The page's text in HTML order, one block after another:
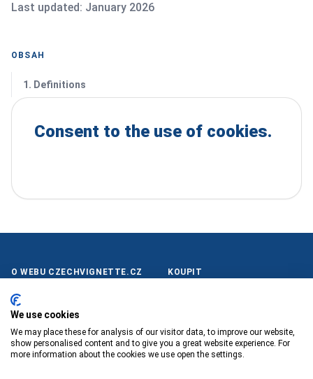
Last updated: January 2026
OBSAH
1. Definitions
Consent to the use of cookies.
O WEBU CZECHVIGNETTE.CZ
Kontakt
KOUPIT
(1 měsíc)
Vozidlo pro < 7 osob a < 3,5 t
We use cookies
We may place these for analysis of our visitor data, to improve our website,
show personalised content and to give you a great website experience. For
more information about the cookies we use open the settings.